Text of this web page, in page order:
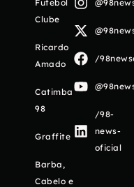
Futebol
Clube
Ricardo
Amado
Catimba
98
Graffite
Barba,
Cabelo e
/
/98-
news-
oficial